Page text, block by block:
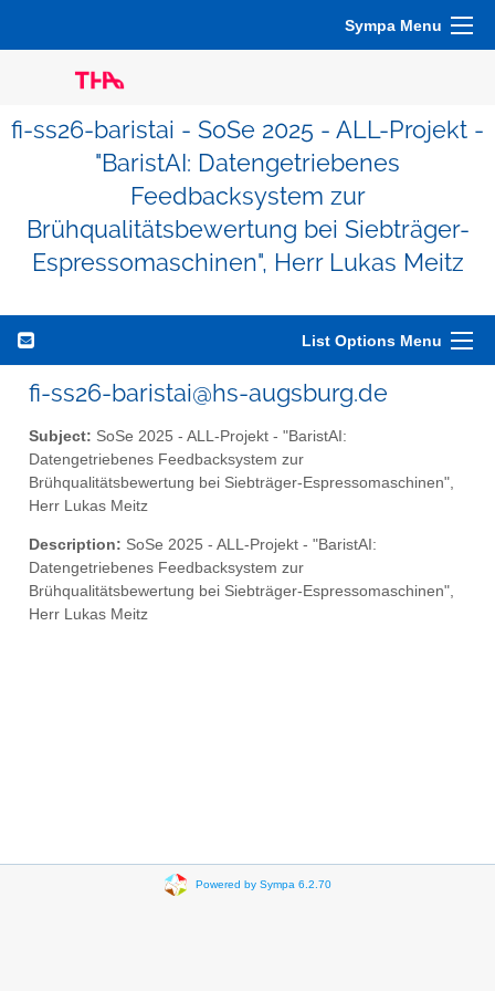
Sympa Menu
fi-ss26-baristai - SoSe 2025 - ALL-Projekt -
"BaristAI: Datengetriebenes
Feedbacksystem zur
Brühqualitätsbewertung bei Siebträger-
Espressomaschinen", Herr Lukas Meitz
List Options Menu
fi-ss26-baristai@hs-augsburg.de
Subject: SoSe 2025 - ALL-Projekt - "BaristAI:
Datengetriebenes Feedbacksystem zur
Brühqualitätsbewertung bei Siebträger-Espressomaschinen",
Herr Lukas Meitz
Description: SoSe 2025 - ALL-Projekt - "BaristAI:
Datengetriebenes Feedbacksystem zur
Brühqualitätsbewertung bei Siebträger-Espressomaschinen",
Herr Lukas Meitz
Powered by Sympa 6.2.70